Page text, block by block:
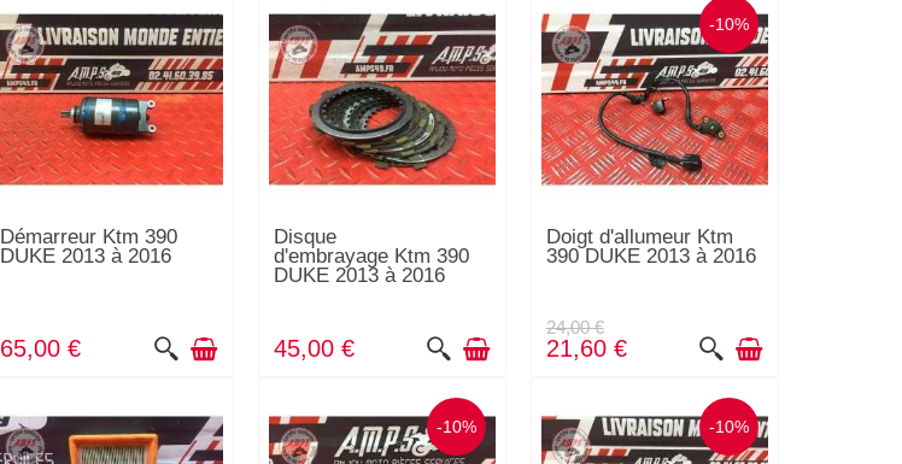
Démarreur Ktm 390
DUKE 2013 à 2016
65,00 €
Disque
d'embrayage Ktm 390
DUKE 2013 à 2016
45,00 €
-10%
Doigt d'allumeur Ktm
390 DUKE 2013 à 2016
24,00 €
21,60 €
-10% -10%